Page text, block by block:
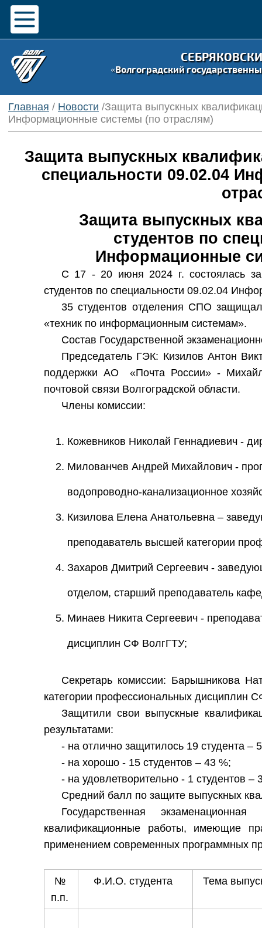
«Волгоградский
Главная / Новости /Защита выпускных
Информационные системы (по отраслям)
Защита выпускных
специальности 09.02.04
Защита выпускных
студентов по
Информационные
С 17 - 20 июня 2024 г. состоялась
студентов по специальности 09.02.04
35 студентов отделения СПО
«техник по информационным системам».
Состав Государственной
Председатель ГЭК: Кизилов Антон
поддержки АО «Почта России» -
почтовой связи Волгоградской области.
Члены комиссии:
Кожевников Николай Геннадиевич -
Милованчев Андрей Михайлович -
водопроводно-канализационное
Кизилова Елена Анатольевна –
преподаватель высшей категории
Захаров Дмитрий Сергеевич -
отделом, старший преподаватель
Минаев Никита Сергеевич -
дисциплин СФ ВолгГТУ;
Секретарь комиссии: Барышникова
категории профессиональных дисциплин
Защитили свои выпускные
результатами:
- на отлично защитилось 19 студента –
- на хорошо - 15 студентов – 43 %;
- на удовлетворительно - 1 студентов –
Средний балл по защите выпускных
Государственная
квалификационные работы, имеющие
применением современных программных
№
п.п.
Ф.И.О. студента Тема